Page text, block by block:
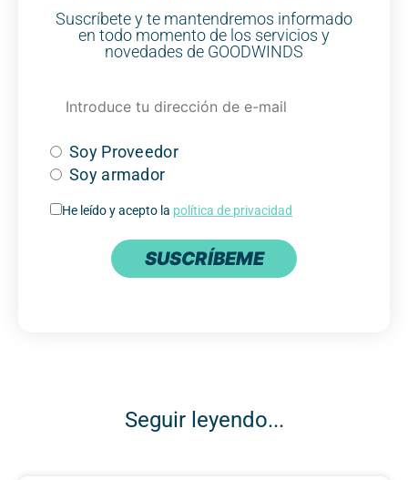
Suscríbete y te mantendremos informado
en todo momento de los servicios y
novedades de GOODWINDS
Soy Proveedor
Soy armador
He leído y acepto la política de privacidad
SUSCRÍBEME
Seguir leyendo...